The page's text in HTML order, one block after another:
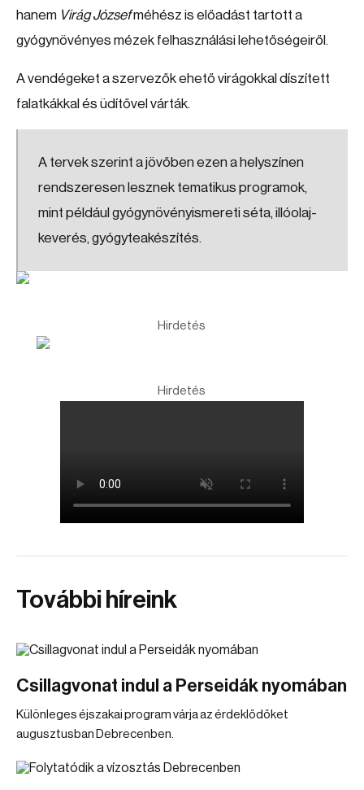
hanem Virág Józsefméhész is előadást tartott a
gyógynövényes mézek felhasználási lehetőségeiről.
A vendégeket a szervezők ehető virágokkal díszített
falatkákkal és üdítővel várták.
A tervek szerint a jövőben ezen a helyszínen
rendszeresen lesznek tematikus programok,
mint például gyógynövényismereti séta, illóolaj-
keverés, gyógyteakészítés.
Hirdetés
Hirdetés
További híreink
Csillagvonat indul a Perseidák nyomában
Különleges éjszakai program várja az érdeklődőket
augusztusban Debrecenben.